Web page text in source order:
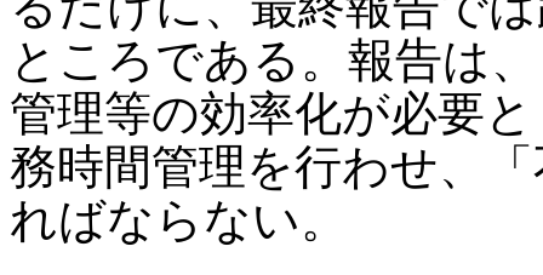
ところである。報告は
管理等の効率化が必要
務時間管理を行わせ、
ればならない。